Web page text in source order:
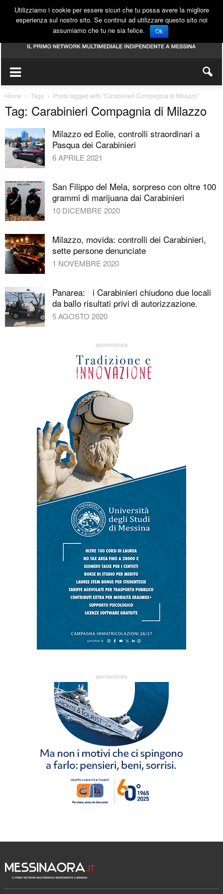
Home Tags Posts tagged with "Carabinieri Compagnia di Milazzo"
Tag: Carabinieri Compagnia di Milazzo
Milazzo ed Eolie, controlli straordinari a
Pasqua dei Carabinieri
6 APRILE 2021
San Filippo del Mela, sorpreso con oltre 100
grammi di marijuana dai Carabinieri
10 DICEMBRE 2020
Milazzo, movida: controlli dei Carabinieri,
sette persone denunciate
1 NOVEMBRE 2020
Panarea: i Carabinieri chiudono due locali
da ballo risultati privi di autorizzazione.
5 AGOSTO 2020
sponsorizzata
sponsorizzata
Utilizziamo i cookie per essere sicuri che tu possa avere la migliore
esperienza sul nostro sito. Se continui ad utilizzare questo sito noi
assumiamo che tu ne sia felice.
Ok